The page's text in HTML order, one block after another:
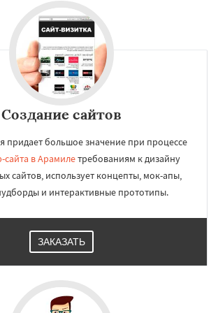
Создание сайтов
придает большое значение при процессе
сайта в Арамилетребованиям к дизайну
сайтов, использует концепты, мок-апы,
и интерактивные прототипы.
ЗАКАЗАТЬ